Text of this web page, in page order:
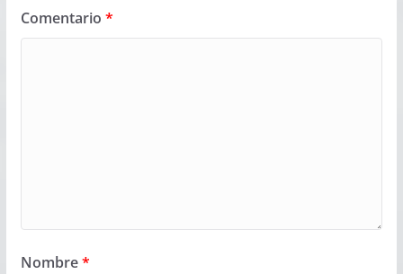
Comentario *
Nombre*